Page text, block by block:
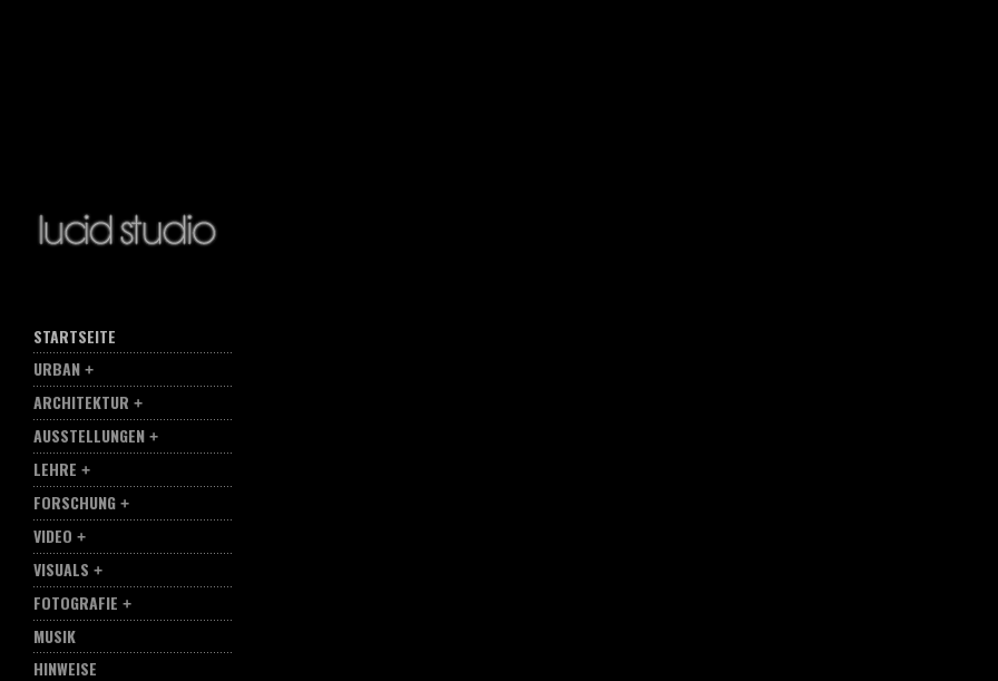
STARTSEITE
URBAN
ARCHITEKTUR
AUSSTELLUNGEN
LEHRE
FORSCHUNG
VIDEO
VISUALS
FOTOGRAFIE
MUSIK
HINWEISE